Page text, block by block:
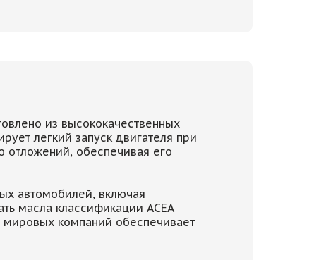
из высококачественных
легкий запуск двигателя при
отложений, обеспечивая его
автомобилей, включая
масла классификации ACEA
мировых компаний обеспечивает